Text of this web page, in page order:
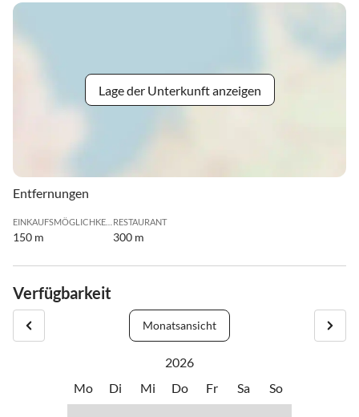
Lage der Unterkunft anzeigen
Entfernungen
150 m
RESTAURANT
300 m
Verfügbarkeit
Monatsansicht
2026
Mo
Di Mi Do Fr Sa So